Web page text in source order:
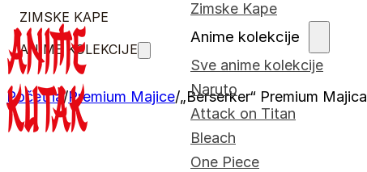
Zimske Kape
Anime kolekcije
Sve anime kolekcije
Naruto
Attack on Titan
Bleach
One Piece
ZIMSKE KAPE
ANIME KOLEKCIJE
Početna /Premium Majice/„Berserker“ Premium Majica